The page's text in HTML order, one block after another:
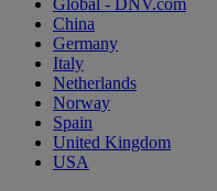
China
Germany
Italy
Netherlands
Norway
Spain
United Kingdom
USA